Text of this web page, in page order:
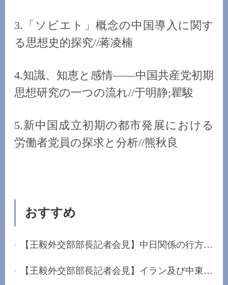
3.「ソビエト」概念の中国導入に関す
る思想史的探究//蒋凌楠
4.知識、知恵と感情——中国共産党初期
思想研究の一つの流れ//于明静;瞿駿
5.新中国成立初期の都市発展における
労働者党員の探求と分析//熊秋良
おすすめ
【王毅外交部部長記者会見】中日関係の行方は日本...
【王毅外交部部長記者会見】イラン及び中東に堅持...